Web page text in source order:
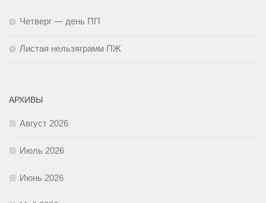
Четверг — день ПП
Листая нельзяграмм ПЖ
АРХИВЫ
Август 2026
Июль 2026
Июнь 2026